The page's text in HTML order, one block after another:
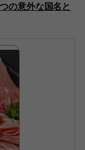
の意外な国名と